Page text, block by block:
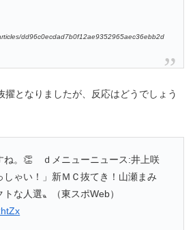
dd96c0ecdad7b0f12ae9352965aec36ebb2d
擢となりましたが、反応はどうでしょう
ね。👏 ｄメニューニュース:井上咲
しゃい！」新ＭＣ抜てき！山瀬まみ
な人選〟（東スポWeb）